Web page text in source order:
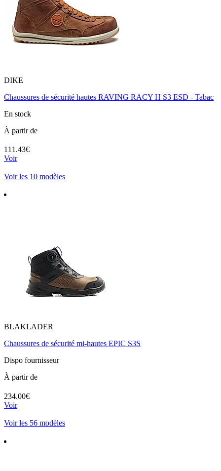
DIKE
Chaussures de sécurité hautes RAVING RACY H S3 ESD - Tabac
En stock
À partir de
111.43€
Voir
Voir les 10 modèles
BLAKLADER
Chaussures de sécurité mi-hautes EPIC S3S
Dispo fournisseur
À partir de
234.00€
Voir
Voir les 56 modèles